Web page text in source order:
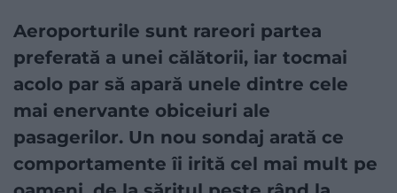
Aeroporturile sunt rareori partea
preferată a unei călătorii, iar tocmai
acolo par să apară unele dintre cele
mai enervante obiceiuri ale
pasagerilor. Un nou sondaj arată ce
comportamente îi irită cel mai mult pe